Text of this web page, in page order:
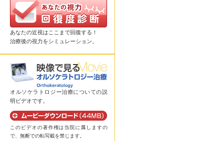
あなたの近視はここまで回復する！
治療後の視力をシミュレーション。
オルソケラトロジー治療についての説
明ビデオです。
このビデオの著作権は当院に属しますの
で、無断での転写載を禁じます。